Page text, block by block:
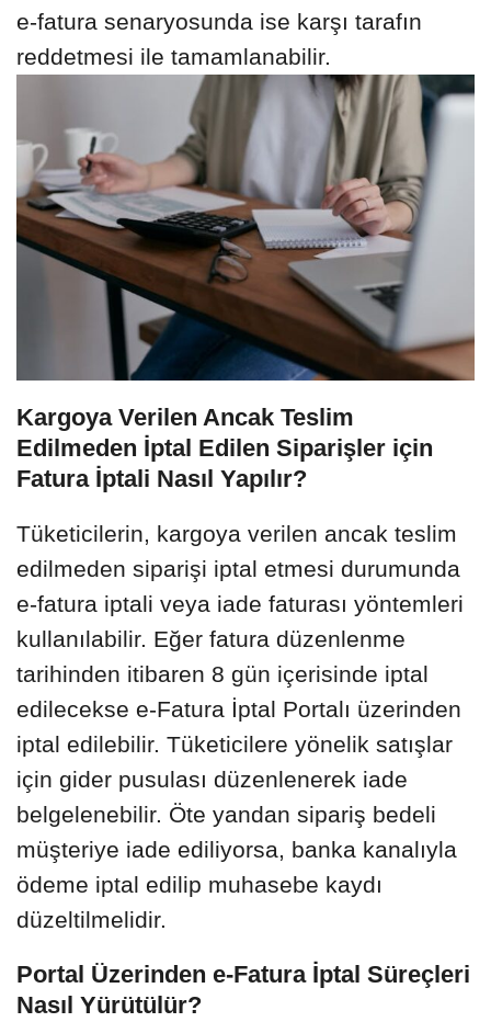
e-fatura senaryosunda ise karşı tarafın
reddetmesi ile tamamlanabilir.
Kargoya Verilen Ancak Teslim
Edilmeden İptal Edilen Siparişler için
Fatura İptali Nasıl Yapılır?
Tüketicilerin, kargoya verilen ancak teslim
edilmeden siparişi iptal etmesi durumunda
e-fatura iptali veya iade faturası yöntemleri
kullanılabilir. Eğer fatura düzenlenme
tarihinden itibaren 8 gün içerisinde iptal
edilecekse e-Fatura İptal Portalı üzerinden
iptal edilebilir. Tüketicilere yönelik satışlar
için gider pusulası düzenlenerek iade
belgelenebilir. Öte yandan sipariş bedeli
müşteriye iade ediliyorsa, banka kanalıyla
ödeme iptal edilip muhasebe kaydı
düzeltilmelidir.
Portal Üzerinden e-Fatura İptal Süreçleri
Nasıl Yürütülür?